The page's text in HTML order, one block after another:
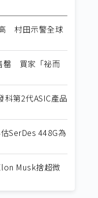
村田示警全球
罄 買家「祕而
第2代ASIC產品
SerDes 448G為
Musk捨超微